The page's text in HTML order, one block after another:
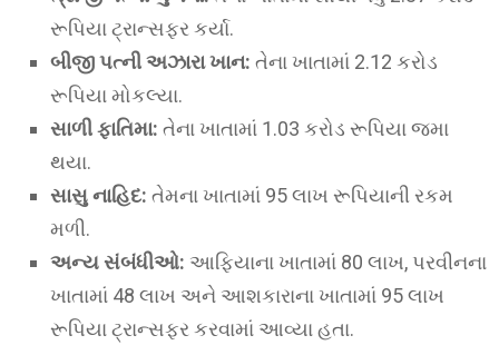
રૂપિયા ટ્રાન્સફર કર્યા.
બીજી પત્ની અઝારા ખાન: તેના ખાતામાં 2.12 કરોડ
રૂપિયા મોકલ્યા.
સાળી ફાતિમા: તેના ખાતામાં 1.03 કરોડ રૂપિયા જમા
થયા.
સાસુ નાહિદ: તેમના ખાતામાં 95 લાખ રૂપિયાની રકમ
મળી.
અન્ય સંબંધીઓ: આફિયાના ખાતામાં 80 લાખ, પરવીનના
ખાતામાં 48 લાખ અને આશકારાના ખાતામાં 95 લાખ
રૂપિયા ટ્રાન્સફર કરવામાં આવ્યા હતા.